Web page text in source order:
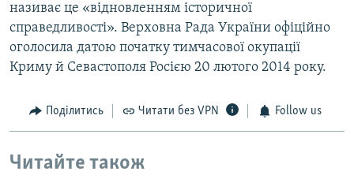
називає це «відновленням історичної
справедливості». Верховна Рада України офіційно
оголосила датою початку тимчасової окупації
Криму й Севастополя Росією 20 лютого 2014 року.
Поділитись Читати без VPN Follow us
Читайте також